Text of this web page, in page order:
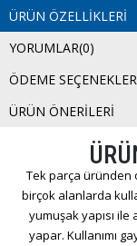
ÜRÜN ÖZELLIKLERI
YORUMLAR(0)
ÖDEME
ÜRÜN ÖNERILERI
Tek parça üründen
birçok alanlarda
yumuşak yapısı
yapar. Kullanımı